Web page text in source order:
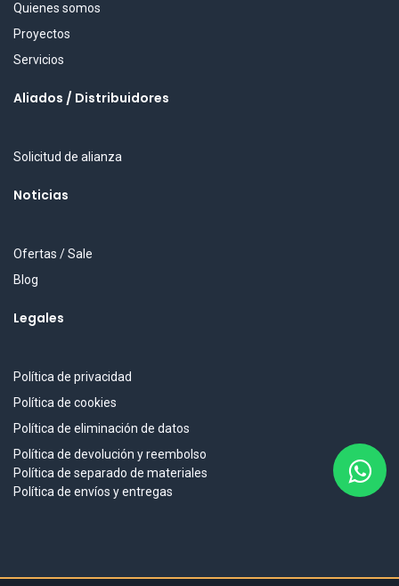
Quienes somos
Proyectos
Servicios
Aliados / Distribuidores
Solicitud de alianza
Noticias
Ofertas / Sale
Blog
Legales
Política de privacidad
Política de cookies
Política de eliminación de datos
Política de devolución y reembolso
Política de separado de materiales
Política de envíos y entregas